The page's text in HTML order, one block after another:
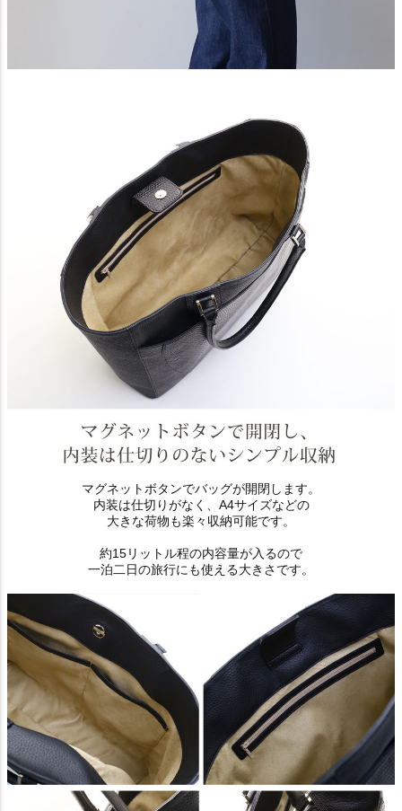
マグネットボタンでバッグが開閉します。
内装は仕切りがなく、A4サイズなどの
大きな荷物も楽々収納可能です。
約15リットル程の内容量が入るので
一泊二日の旅行にも使える大きさです。